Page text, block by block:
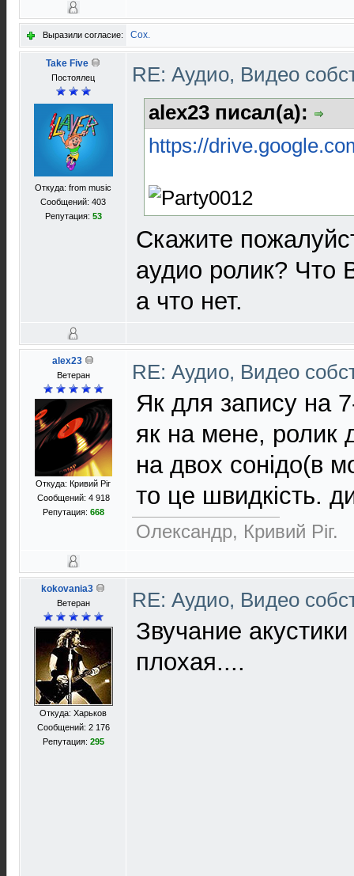
Выразили согласие: Cox.
Take Five
Постоялец
Откуда: from music
Сообщений: 403
Репутация: 53
RE: Аудио, Видео
alex23 писал(а):
https://
Скажите
аудио ролик? Что
а что нет.
alex23
Ветеран
Откуда: Кривий Рiг
Сообщений: 4 918
Репутация: 668
RE: Аудио, Видео
Як для запису на
як на мене, ролик
на двох сонідо(в
то це швидкість.
Олександр, Кривий Рiг.
kokovania3
Ветеран
Откуда: Харьков
Сообщений: 2 176
Репутация: 295
RE: Аудио, Видео
Звучание
плохая....